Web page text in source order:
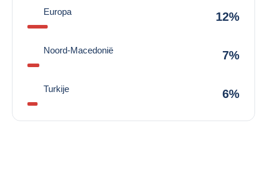
Europa 12%
Noord-Macedonië 7%
Turkije 6%